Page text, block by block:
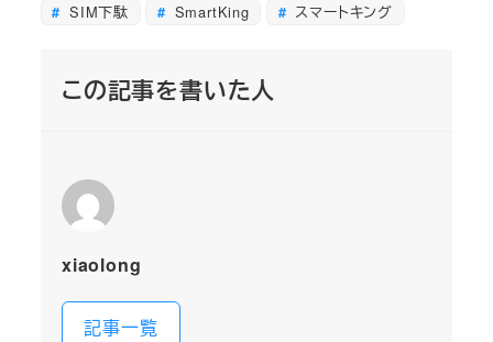
SIM下駄
SmartKing スマートキング
この記事を書いた人
xiaolong
記事一覧